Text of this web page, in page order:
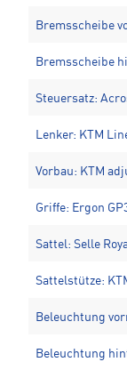
Bremsscheibe
Bremsscheibe
Steuersatz:
Lenker: KTM
Vorbau: KTM
Griffe: Ergon
Sattel: Selle
Sattelstütze:
Beleuchtung
Beleuchtung